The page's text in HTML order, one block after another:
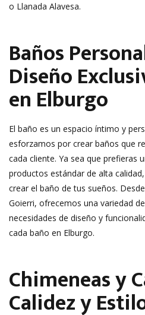
o Llanada Alavesa.
Baños
Diseño
en Elburgo
El baño es un espacio íntimo y
esforzamos por crear baños que
cada cliente. Ya sea que prefieras
productos estándar de alta
crear el baño de tus sueños.
Goierri, ofrecemos una variedad
necesidades de diseño y
cada baño en Elburgo.
Chimeneas y
Calidez y